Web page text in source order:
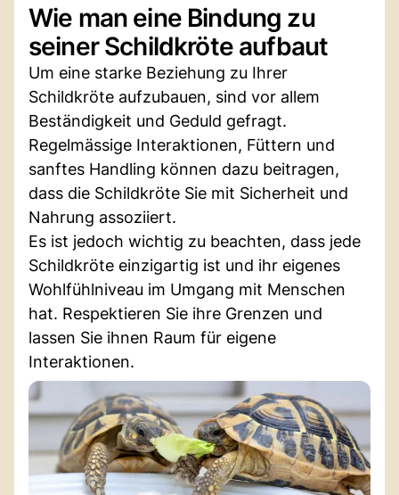
Wie man eine Bindung zu
seiner Schildkröte aufbaut
Um eine starke Beziehung zu Ihrer
Schildkröte aufzubauen, sind vor allem
Beständigkeit und Geduld gefragt.
Regelmässige Interaktionen, Füttern und
sanftes Handling können dazu beitragen,
dass die Schildkröte Sie mit Sicherheit und
Nahrung assoziiert.
Es ist jedoch wichtig zu beachten, dass jede
Schildkröte einzigartig ist und ihr eigenes
Wohlfühlniveau im Umgang mit Menschen
hat. Respektieren Sie ihre Grenzen und
lassen Sie ihnen Raum für eigene
Interaktionen.